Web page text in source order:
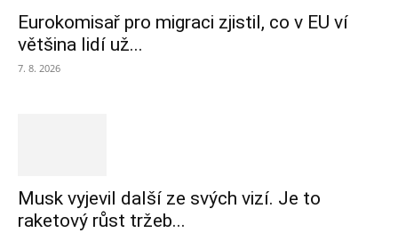
Eurokomisař pro migraci zjistil, co v EU ví
většina lidí už...
7. 8. 2026
Musk vyjevil další ze svých vizí. Je to
raketový růst tržeb...